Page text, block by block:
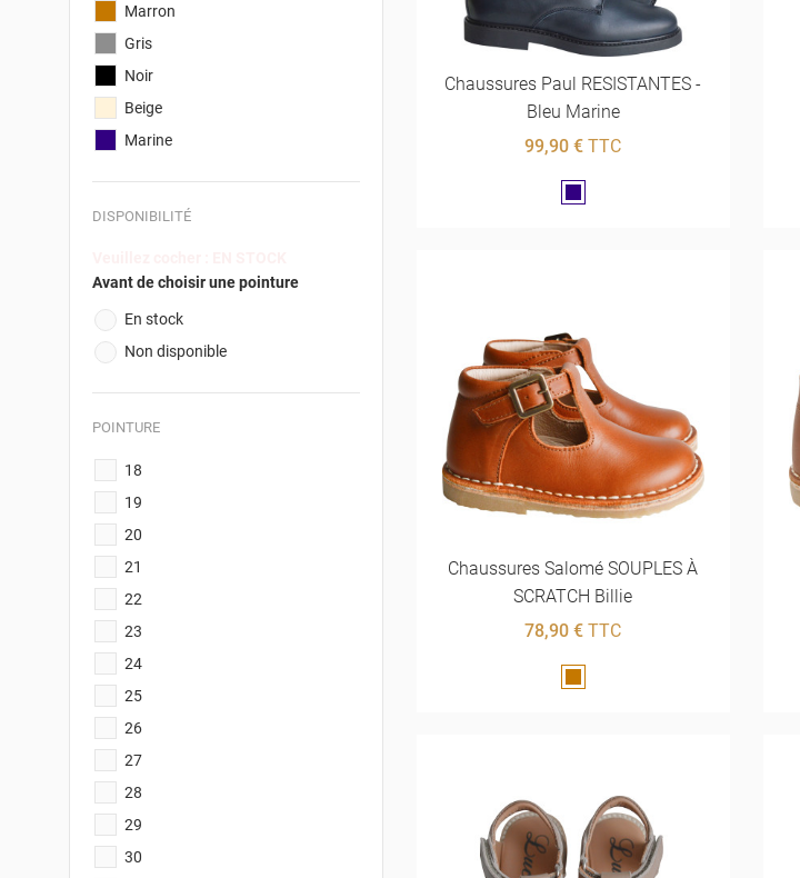
Marron
Gris
Noir
Beige
Marine
DISPONIBILITÉ
Avant de choisir une pointure
En stock
Non disponible
POINTURE
18
19
20
21
22
23
24
25
26
27
28
29
30
Chaussures Paul RESISTANTES -
Bleu Marine
99,90 € TTC
Marine
Chaussures Salomé SOUPLES À
SCRATCH Billie
78,90 € TTC
Marron